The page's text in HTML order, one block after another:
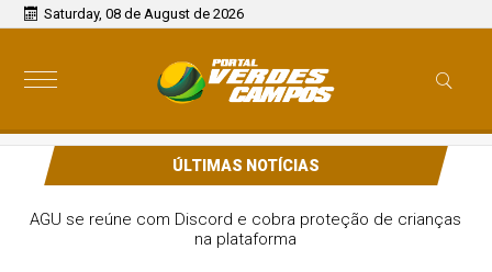
Saturday, 08 de August de 2026
ÚLTIMAS NOTÍCIAS
AGU se reúne com Discord e cobra proteção de crianças
na plataforma